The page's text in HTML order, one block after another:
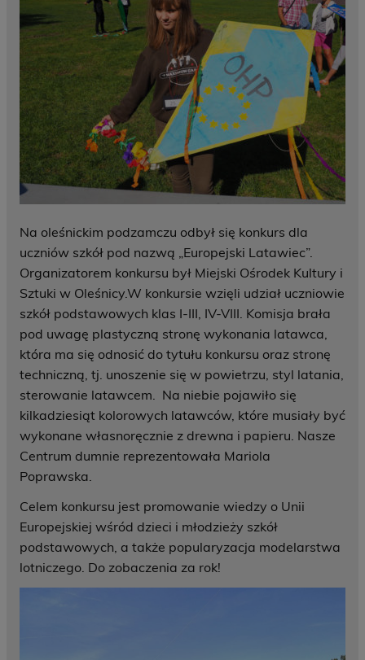
Na oleśnickim podzamczu odbył się konkurs dla
uczniów szkół pod nazwą „Europejski Latawiec”.
Organizatorem konkursu był Miejski Ośrodek Kultury i
Sztuki w Oleśnicy.W konkursie wzięli udział uczniowie
szkół podstawowych klas I-III, IV-VIII. Komisja brała
pod uwagę plastyczną stronę wykonania latawca,
która ma się odnosić do tytułu konkursu oraz stronę
techniczną, tj. unoszenie się w powietrzu, styl latania,
sterowanie latawcem. Na niebie pojawiło się
kilkadziesiąt kolorowych latawców, które musiały być
wykonane własnoręcznie z drewna i papieru. Nasze
Centrum dumnie reprezentowała Mariola
Poprawska.
Celem konkursu jest promowanie wiedzy o Unii
Europejskiej wśród dzieci i młodzieży szkół
podstawowych, a także popularyzacja modelarstwa
lotniczego. Do zobaczenia za rok!